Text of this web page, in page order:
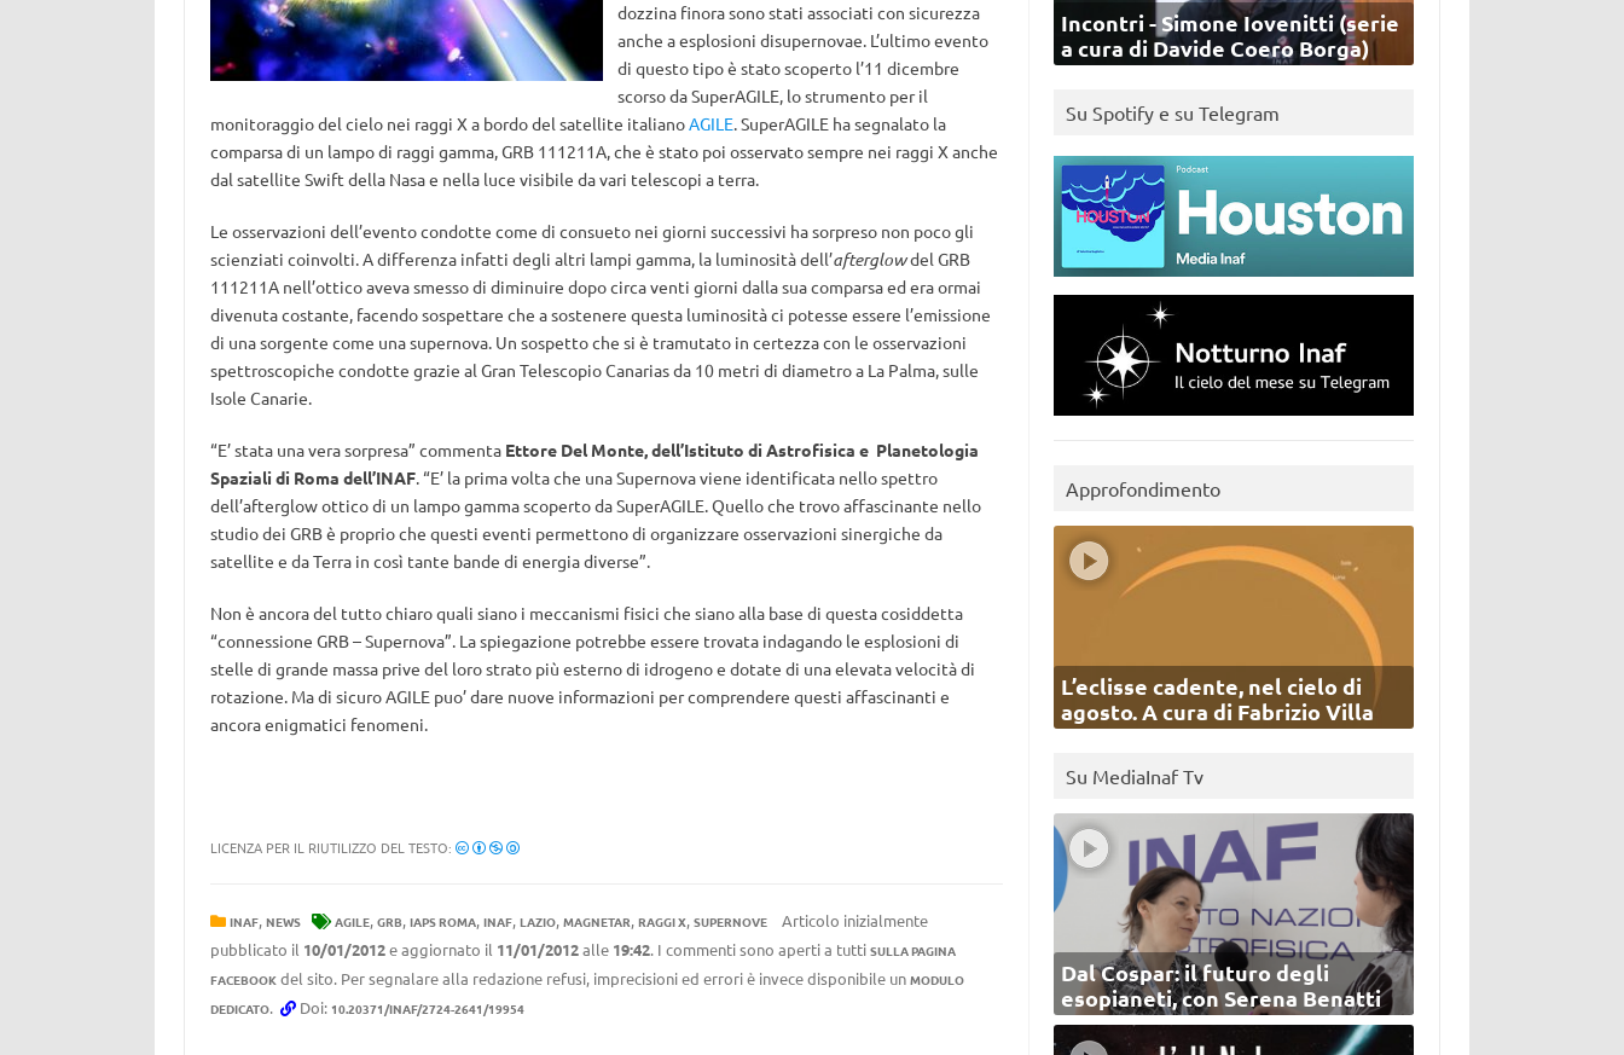
dozzina finora sono stati associati con sicurezza
anche a esplosioni disupernovae. L’ultimo evento
di questo tipo è stato scoperto l’11 dicembre
scorso da SuperAGILE, lo strumento per il
monitoraggio del cielo nei raggi X a bordo del satellite italianoAGILE. SuperAGILE ha segnalato la
comparsa di un lampo di raggi gamma, GRB 111211A, che è stato poi osservato sempre nei raggi X anche
dal satellite Swift della Nasa e nella luce visibile da vari telescopi a terra.
Le osservazioni dell’evento condotte come di consueto nei giorni successivi ha sorpreso non poco gli
scienziati coinvolti. A differenza infatti degli altri lampi gamma, la luminosità dell’afterglowdel GRB
111211A nell’ottico aveva smesso di diminuire dopo circa venti giorni dalla sua comparsa ed era ormai
divenuta costante, facendo sospettare che a sostenere questa luminosità ci potesse essere l’emissione
di una sorgente come una supernova. Un sospetto che si è tramutato in certezza con le osservazioni
spettroscopiche condotte grazie al Gran Telescopio Canarias da 10 metri di diametro a La Palma, sulle
Isole Canarie.
“E’ stata una vera sorpresa” commenta Ettore Del Monte, dell’Istituto di Astrofisica e Planetologia
Spaziali di Roma dell’INAF. “E’ la prima volta che una Supernova viene identificata nello spettro
dell’afterglow ottico di un lampo gamma scoperto da SuperAGILE. Quello che trovo affascinante nello
studio dei GRB è proprio che questi eventi permettono di organizzare osservazioni sinergiche da
satellite e da Terra in così tante bande di energia diverse”.
Non è ancora del tutto chiaro quali siano i meccanismi fisici che siano alla base di questa cosiddetta
“connessione GRB – Supernova”. La spiegazione potrebbe essere trovata indagando le esplosioni di
stelle di grande massa prive del loro strato più esterno di idrogeno e dotate di una elevata velocità di
rotazione. Ma di sicuro AGILE puo’ dare nuove informazioni per comprendere questi affascinanti e
ancora enigmatici fenomeni.
LICENZA PER IL RIUTILIZZO DEL TESTO:
INAF, NEWS AGILE, GRB, IAPS ROMA, INAF, LAZIO, MAGNETAR, RAGGI X, SUPERNOVE
Articolo inizialmente
pubblicato il 10/01/2012e aggiornato il 11/01/2012alle 19:42. I commenti sono aperti a tutti SULLA PAGINA
FACEBOOKdel sito. Per segnalare alla redazione refusi, imprecisioni ed errori è invece disponibile un MODULO
DEDICATO. Doi: 10.20371/INAF/2724-2641/19954
Incontri - Simone Iovenitti (serie
a cura di Davide Coero Borga)
Su Spotify e su Telegram
Approfondimento
L’eclisse cadente, nel cielo di
agosto. A cura di Fabrizio Villa
Su MediaInaf Tv
Dal Cospar: il futuro degli
esopianeti, con Serena Benatti